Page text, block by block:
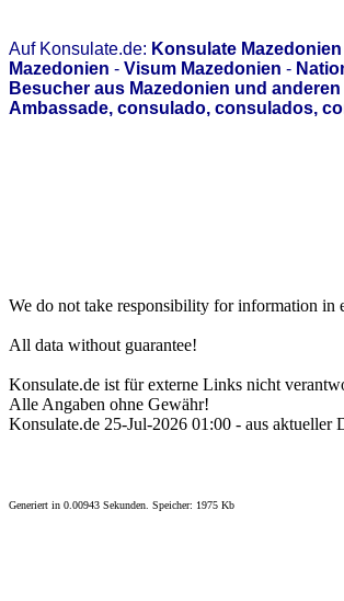
Auf Konsulate.de: Konsulate Mazedonien
Mazedonien - Visum Mazedonien -
Besucher aus Mazedonien und
Ambassade, consulado, consulados,
We do not take responsibility for information in
All data without guarantee!
Konsulate.de ist für externe Links nicht
Alle Angaben ohne Gewähr!
Konsulate.de 25-Jul-2026 01:00 - aus aktueller
Generiert in 0.00943 Sekunden. Speicher: 1975 Kb